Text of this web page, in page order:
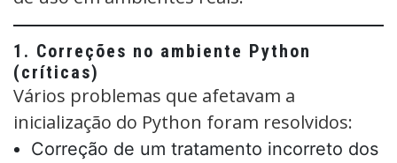
1. Correções no ambiente Python
(críticas)
Vários problemas que afetavam a
inicialização do Python foram resolvidos:
Correção de um tratamento incorreto dos